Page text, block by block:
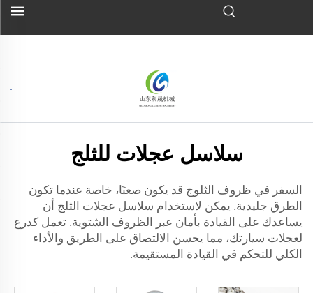
سلاسل عجلات للثلج
السفر في ظروف الثلوج قد يكون صعبًا، خاصة عندما تكون
الطرق جليدية. يمكن لاستخدام سلاسل عجلات الثلج أن
يساعدك على القيادة بأمان عبر الظروف الشتوية. تعمل كدرع
لعجلات سيارتك، مما يحسن الالتصاق على الطريق والأداء
الكلي للتحكم في القيادة المستقيمة.